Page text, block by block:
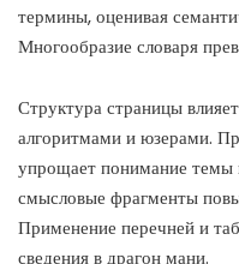
термины, оценивая
Многообразие словаря
Структура страницы
алгоритмами и юзерами.
упрощает понимание темы
смысловые фрагменты
Применение перечней и
сведения в драгон мани.